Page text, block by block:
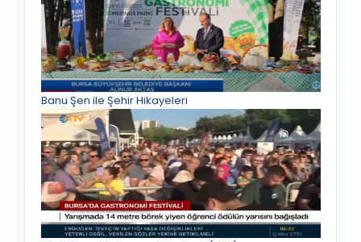
Banu Şen ile Şehir Hikayeleri